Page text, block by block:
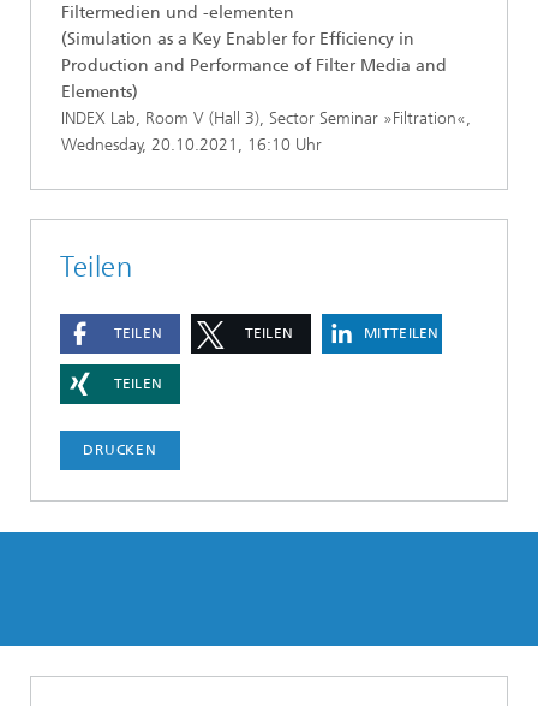
Filtermedien und -elementen
(Simulation as a Key Enabler for Efficiency in
Production and Performance of Filter Media and
Elements)
INDEX Lab, Room V (Hall 3), Sector Seminar »Filtration«,
Wednesday, 20.10.2021, 16:10 Uhr
Teilen
TEILEN TEILEN MITTEILEN
TEILEN
DRUCKEN